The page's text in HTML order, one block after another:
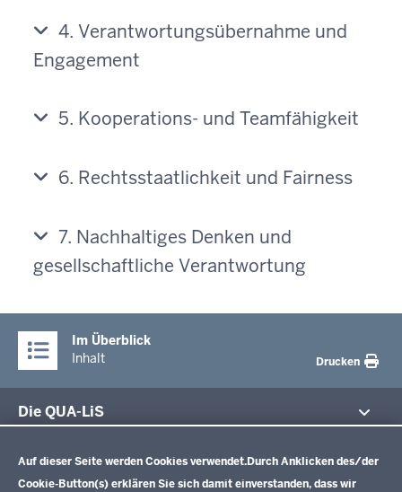
Auf dieser Seite werden Cookies verwendet.Durch Anklicken des/der
Cookie-Button(s) erklären Sie sich damit einverstanden, dass wir
4. Verantwortungsübernahme und
Engagement
5. Kooperations- und Teamfähigkeit
6. Rechtsstaatlichkeit und Fairness
7. Nachhaltiges Denken und
gesellschaftliche Verantwortung
Im Überblick
Inhalt
Drucken
Die QUA-LiS
Schulentwicklung NRW